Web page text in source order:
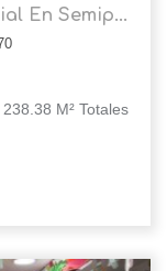
En Semip...
238.38 M² Totales